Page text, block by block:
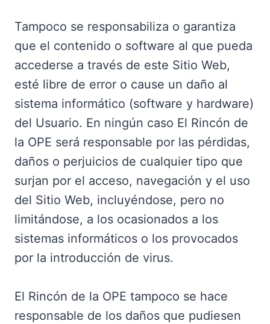
Tampoco se responsabiliza o garantiza
que el contenido o software al que pueda
accederse a través de este Sitio Web,
esté libre de error o cause un daño al
sistema informático (software y hardware)
del Usuario. En ningún caso El Rincón de
la OPE será responsable por las pérdidas,
daños o perjuicios de cualquier tipo que
surjan por el acceso, navegación y el uso
del Sitio Web, incluyéndose, pero no
limitándose, a los ocasionados a los
sistemas informáticos o los provocados
por la introducción de virus.
El Rincón de la OPE tampoco se hace
responsable de los daños que pudiesen